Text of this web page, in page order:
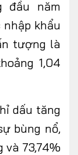
đầu năm
khẩu
tượng là
1,04
dấu tăng
bùng nổ,
73,74%